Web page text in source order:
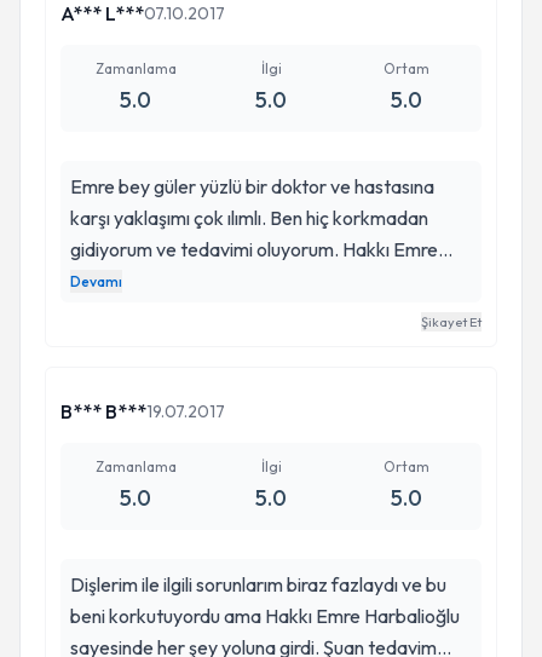
A*** L***07.10.2017
Zamanlama
5.0
İlgi
5.0
Ortam
5.0
Emre bey güler yüzlü bir doktor ve hastasına
karşı yaklaşımı çok ılımlı. Ben hiç korkmadan
gidiyorum ve tedavimi oluyorum. Hakkı Emre
Harbalioğlunu herkese gözüm kapalı tavsiye
ediyorum. Dişleriniz ile ilgili sorunlaru en hızlı ve
Devamı
Şikayet Et
B*** B***19.07.2017
Zamanlama
5.0
İlgi
5.0
Ortam
5.0
Dişlerim ile ilgili sorunlarım biraz fazlaydı ve bu
beni korkutuyordu ama Hakkı Emre Harbalioğlu
sayesinde her şey yoluna girdi. Şuan tedavim